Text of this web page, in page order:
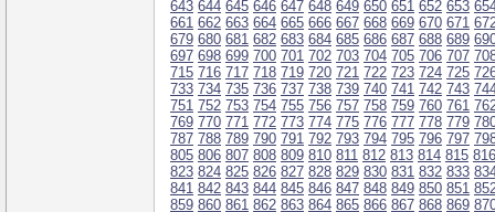
643 644 645 646 647 648 649 650 651 652 653
661 662 663 664 665 666 667 668 669 670 671
679 680 681 682 683 684 685 686 687 688 689
697 698 699 700 701 702 703 704 705 706 707
715 716 717 718 719 720 721 722 723 724 725
733 734 735 736 737 738 739 740 741 742 743
751 752 753 754 755 756 757 758 759 760 761
769 770 771 772 773 774 775 776 777 778 779
787 788 789 790 791 792 793 794 795 796 797
805 806 807 808 809 810 811 812 813 814 815 816
823 824 825 826 827 828 829 830 831 832 833
841 842 843 844 845 846 847 848 849 850 851
859 860 861 862 863 864 865 866 867 868 869